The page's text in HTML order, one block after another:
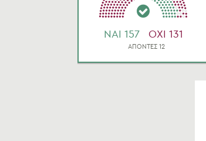
NAI 157 OXI 131
ΑΠΟΝΤΕΣ 12